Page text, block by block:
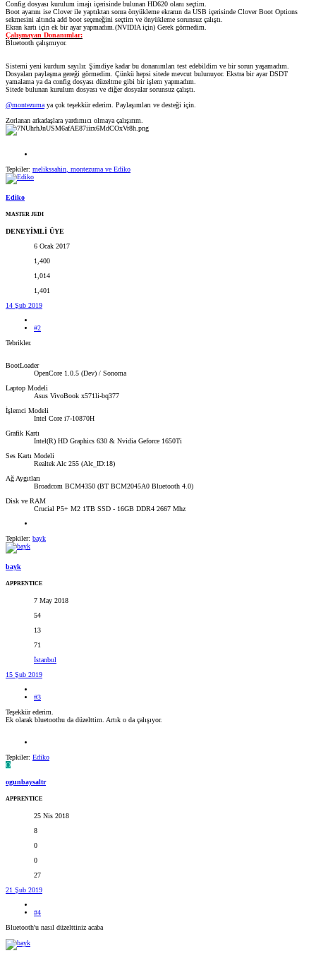
Config dosyası kurulum imajı içerisinde bulunan HD620 olanı seçtim.
Boot ayarını ise Clover ile yaptıktan sonra önyükleme ekranın da USB içerisinde Clover Boot Options
sekmesini altında add boot seçeneğini seçtim ve önyükleme sorunsuz çalıştı.
Ekran kartı için ek bir ayar yapmadım.(NVIDIA için) Gerek görmedim.
Çalışmayan Donanımlar:
Bluetooth çalışmıyor.
Sistemi yeni kurdum sayılır. Şimdiye kadar bu donanımları test edebildim ve bir sorun yaşamadım.
Dosyaları paylaşma gereği görmedim. Çünkü hepsi sitede mevcut bulunuyor. Ekstra bir ayar DSDT
yamalama ya da config dosyası düzeltme gibi bir işlem yapmadım.
Sitede bulunan kurulum dosyası ve diğer dosyalar sorunsuz çalıştı.
@montezuma ya çok teşekkür ederim. Paylaşımları ve desteği için.
Zorlanan arkadaşlara yardımıcı olmaya çalışırım.
Tepkiler: melikssahin montezuma ve Ediko
Ediko
MASTER JEDI
DENEYİMLİ ÜYE
6 Ocak 2017
1,400
1,014
1,401
14 Şub 2019
#2
Tebrikler.
BootLoader
OpenCore 1.0.5 (Dev) / Sonoma
Laptop Modeli
Asus VivoBook x571li-bq377
İşlemci Modeli
Intel Core i7-10870H
Grafik Kartı
Intel(R) HD Graphics 630 & Nvidia Geforce 1650Ti
Ses Kartı Modeli
Realtek Alc 255 (Alc_ID:18)
Ağ Aygıtları
Broadcom BCM4350 (BT BCM2045A0 Bluetooth 4.0)
Disk ve RAM
Crucial P5+ M2 1TB SSD - 16GB DDR4 2667 Mhz
Tepkiler: bayk
bayk
APPRENTICE
7 May 2018
54
13
71
İstanbul
15 Şub 2019
#3
Teşekkür ederim.
Ek olarak bluetoothu da düzelttim. Artık o da çalışıyor.
Tepkiler: Ediko
O
ogunbaysaltr
APPRENTICE
25 Nis 2018
8
0
0
27
21 Şub 2019
#4
Bluetooth'u nasıl düzelttiniz acaba